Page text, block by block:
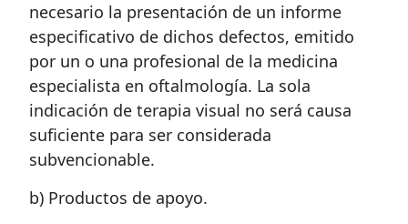
necesario la presentación de un informe
especificativo de dichos defectos, emitido
por un o una profesional de la medicina
especialista en oftalmología. La sola
indicación de terapia visual no será causa
suficiente para ser considerada
subvencionable.
b) Productos de apoyo.